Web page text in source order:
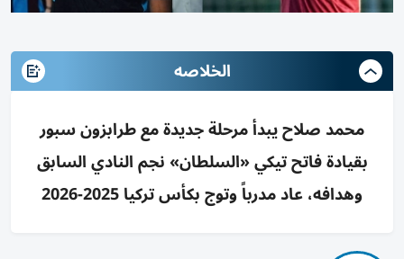
الخلاصه
محمد صلاح يبدأ مرحلة جديدة مع طرابزون سبور
بقيادة فاتح تيكي «السلطان» نجم النادي السابق
وهدافه، عاد مدرباً وتوج بكأس تركيا 2025-2026